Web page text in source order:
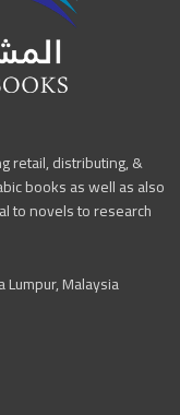
retail, distributing, &
books as well as also
to novels to research
Lumpur, Malaysia